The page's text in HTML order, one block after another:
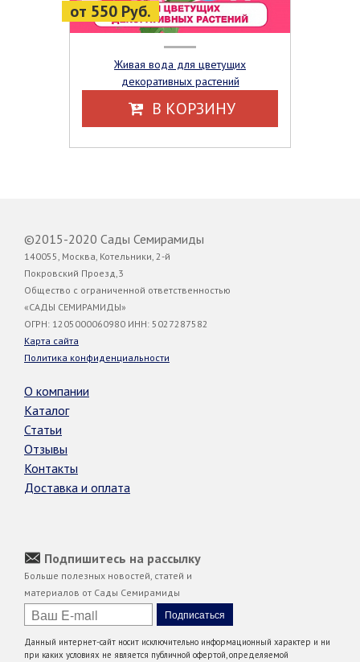
от 550 Руб.
Живая вода для цветущих
декоративных растений
В КОРЗИНУ
©2015-2020 Сады Семирамиды
140055, Москва, Котельники, 2-й
Покровский Проезд,3
Общество с ограниченной ответственностью
«САДЫ СЕМИРАМИДЫ»
ОГРН: 1205000060980 ИНН: 5027287582
Карта сайта
Политика конфиденциальности
О компании
Каталог
Статьи
Отзывы
Контакты
Доставка и оплата
Подпишитесь на рассылку
Больше полезных новостей, статей и
материалов от Сады Семирамиды
Данный интернет-сайт носит исключительно информационный характер и ни
при каких условиях не является публичной офертой, определяемой